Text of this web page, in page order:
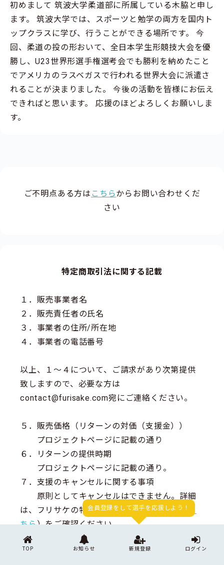
初めまして 筑波大学柔道部に所属している木脇と申し
ます。 筑波大学では、スポーツと勉学の両方を国内ト
ップクラスに学び、行うことができる場所です。 今
回、柔道の投の形おいて、全日本学生形競技大会を優
勝し、U23世界形選手権選考会でも勝利を納めたこと
でアメリカのラスベガスで行われる世界大会に派遣さ
れることが決まりました。 今後の活動を皆様にお伝え
できればと思います。 応援のほどよろしくお願いしま
す。
ご不明点ある方は こちらからお問い合わせくだ
さい
特定商取引法に関する記載
１．販売事業者名
２．販売責任者の氏名
３．事業者の住所/所在地
４．事業者の電話番号
以上、１～４について、ご請求があり次第提供
致しますので、必要な方は
contact@furisake.com宛にご連絡ください。
５．販売価格（リターンの対価（支援金））
プロジェクトページに記載の通り
６．リターンの提供時期
プロジェクトページに記載の通り。
７．支援のキャンセルに関する事項
原則としてキャンセルはできません。詳細
は、フリサケの特定商取引法表記のページ（
こ
ちら）をご確認ください。
８．リターンの対価（支援金）の支払い時期、
TOP お知らせ
会員登録をして選手を応援しよう！
新規登録 ログイン